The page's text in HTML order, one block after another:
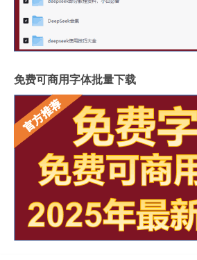
免费可商用字体批量下载